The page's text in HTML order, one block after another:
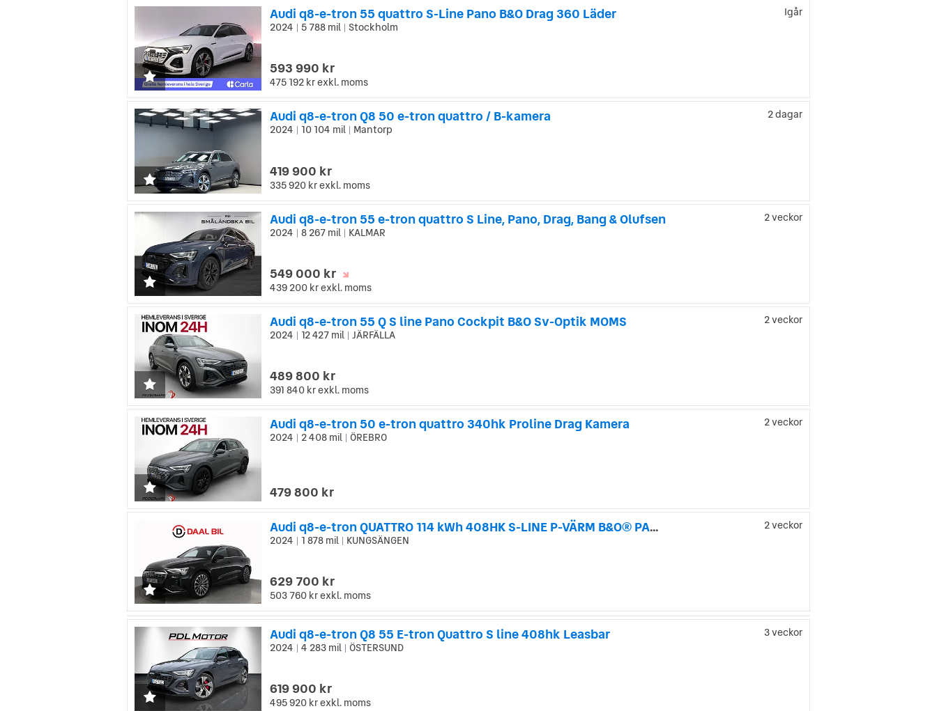
Audi q8-e-tron 55 quattro S-Line Pano B&O Drag 360 Läder
2024 5 788 mil Stockholm
Igår
593 990 kr
475 192 krexkl. moms
Audi q8-e-tron Q8 50 e-tron quattro / B-kamera
2024 10 104 mil Mantorp
2 dagar
419 900 kr
335 920 krexkl. moms
Audi q8-e-tron 55 e-tron quattro S Line, Pano, Drag, Bang & Olufsen
2024 8 267 mil KALMAR
2 veckor
549 000 kr
439 200 krexkl. moms
Audi q8-e-tron 55 Q S line Pano Cockpit B&O Sv-Optik MOMS
2024 12 427 mil JÄRFÄLLA
2 veckor
489 800 kr
391 840 krexkl. moms
Audi q8-e-tron 50 e-tron quattro 340hk Proline Drag Kamera
2024 2 408 mil ÖREBRO
2 veckor
479 800 kr
Audi q8-e-tron QUATTRO 114 kWh 408HK S-LINE P-VÄRM B&O® PANO LUFTFJÄD
2024 1 878 mil KUNGSÄNGEN
2 veckor
629 700 kr
503 760 krexkl. moms
Audi q8-e-tron Q8 55 E-tron Quattro S line 408hk Leasbar
2024 4 283 mil ÖSTERSUND
3 veckor
619 900 kr
495 920 krexkl. moms